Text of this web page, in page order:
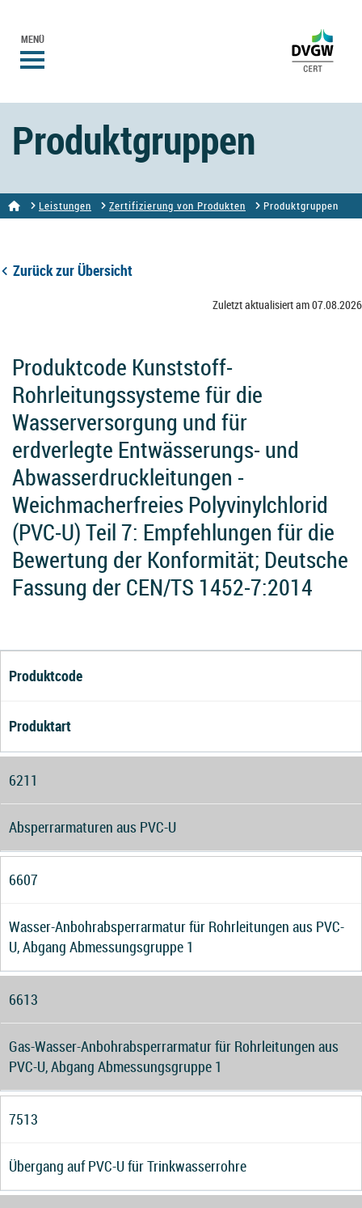
MENÜ
Produktgruppen
Leistungen Zertifizierung von Produkten Produktgruppen
Zurück zur Übersicht
Zuletzt aktualisiert am 07.08.2026
Produktcode Kunststoff-
Rohrleitungssysteme für die
Wasserversorgung und für
erdverlegte Entwässerungs- und
Abwasserdruckleitungen -
Weichmacherfreies Polyvinylchlorid
(PVC-U) Teil 7: Empfehlungen für die
Bewertung der Konformität; Deutsche
Fassung der CEN/TS 1452-7:2014
Produktcode
Produktart
6211
Absperrarmaturen aus PVC-U
6607
Wasser-Anbohrabsperrarmatur für Rohrleitungen aus PVC-
U, Abgang Abmessungsgruppe 1
6613
Gas-Wasser-Anbohrabsperrarmatur für Rohrleitungen aus
PVC-U, Abgang Abmessungsgruppe 1
7513
Übergang auf PVC-U für Trinkwasserrohre